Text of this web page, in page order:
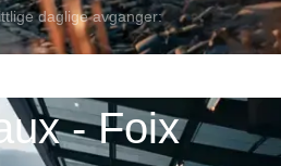
daglige avganger:
- Foix